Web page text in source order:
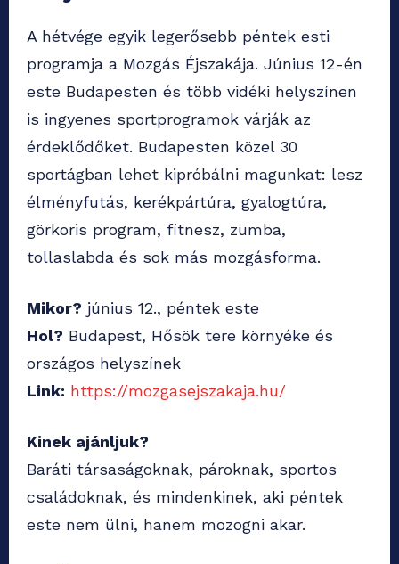
A hétvége egyik legerősebb péntek esti
programja a Mozgás Éjszakája. Június 12-én
este Budapesten és több vidéki helyszínen
is ingyenes sportprogramok várják az
érdeklődőket. Budapesten közel 30
sportágban lehet kipróbálni magunkat: lesz
élményfutás, kerékpártúra, gyalogtúra,
görkoris program, fitnesz, zumba,
tollaslabda és sok más mozgásforma.
Mikor? június 12., péntek este
Hol? Budapest, Hősök tere környéke és
országos helyszínek
Link: https://mozgasejszakaja.hu/
Kinek ajánljuk?
Baráti társaságoknak, pároknak, sportos
családoknak, és mindenkinek, aki péntek
este nem ülni, hanem mozogni akar.